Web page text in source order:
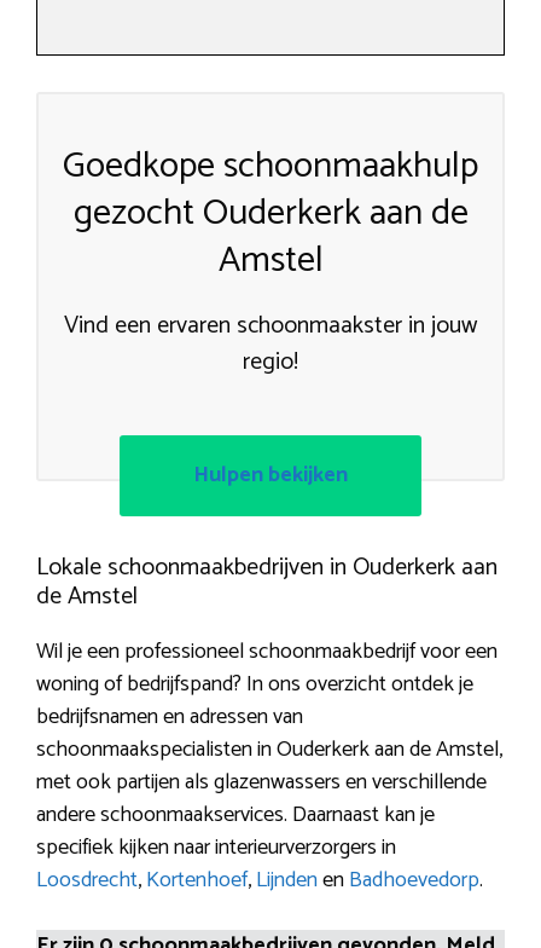
Goedkope schoonmaakhulp
gezocht Ouderkerk aan de
Amstel
Vind een ervaren schoonmaakster in jouw
regio!
Hulpen bekijken
Lokale schoonmaakbedrijven in Ouderkerk aan
de Amstel
Wil je een professioneel schoonmaakbedrijf voor een
woning of bedrijfspand? In ons overzicht ontdek je
bedrijfsnamen en adressen van
schoonmaakspecialisten in Ouderkerk aan de Amstel,
met ook partijen als glazenwassers en verschillende
andere schoonmaakservices. Daarnaast kan je
specifiek kijken naar interieurverzorgers in
Loosdrecht,Kortenhoef,LijndenenBadhoevedorp.